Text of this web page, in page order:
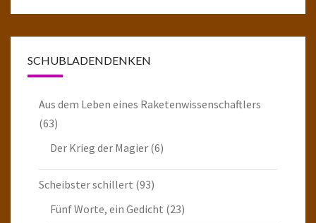
SCHUBLADENDENKEN
Aus dem Leben eines Raketenwissenschaftlers
(63)
Der Krieg der Magier (6)
Scheibster schillert (93)
Fünf Worte, ein Gedicht (23)